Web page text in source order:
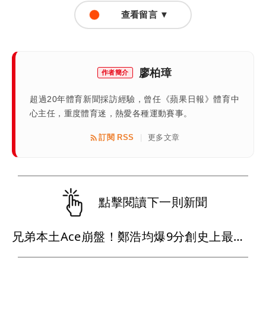
查看留言 ▼
作者簡介 廖柏璋
超過20年體育新聞採訪經驗，曾任《蘋果日報》體育中
心主任，重度體育迷，熱愛各種運動賽事。
訂閱 RSS 更多文章
點擊閱讀下一則新聞
兄弟本土Ace崩盤！鄭浩均爆9分創史上最慘 火速下放二軍